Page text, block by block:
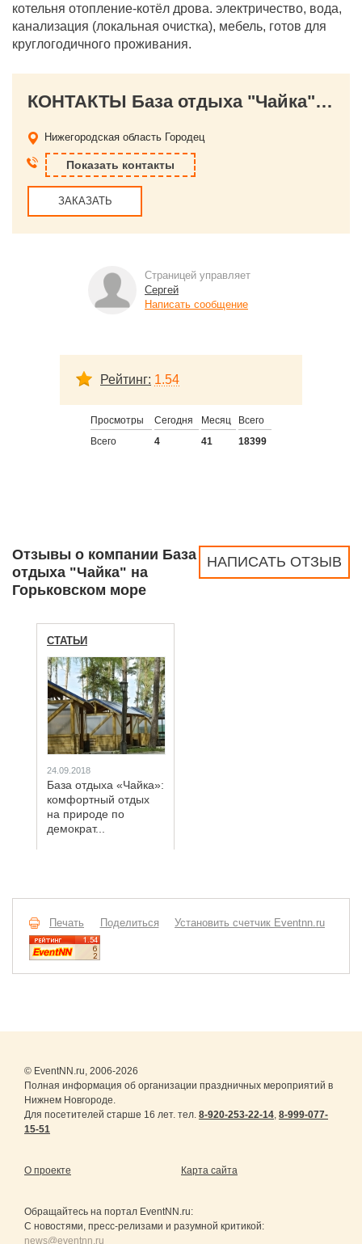
котельня отопление-котёл дрова. электричество, вода,
канализация (локальная очистка), мебель, готов для
круглогодичного проживания.
КОНТАКТЫ База отдыха "Чайка" на Горьковском море
Нижегородская область Городец
Показать контакты
ЗАКАЗАТЬ
Страницей управляет
Сергей
Написать сообщение
Рейтинг: 1.54
Просмотры Сегодня Месяц
Всего
Всего
4 41 18399
НАПИСАТЬ ОТЗЫВ
Отзывы о компании База
отдыха "Чайка" на
Горьковском море
СТАТЬИ
24.09.2018
База отдыха «Чайка»:
комфортный отдых
на природе по
демократ...
Печать Поделиться Установить счетчик Eventnn.ru
© EventNN.ru, 2006-2026
Полная информация об организации праздничных мероприятий в
Нижнем Новгороде.
Для посетителей старше 16 лет. тел. 8-920-253-22-14, 8-999-077-
15-51
О проекте Карта сайта
Обращайтесь на портал EventNN.ru:
С новостями, пресс-релизами и разумной критикой:
news@eventnn.ru